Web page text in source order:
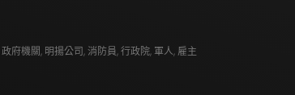
政府機關, 明揚公司,消防員,行政院, 軍人, 雇主